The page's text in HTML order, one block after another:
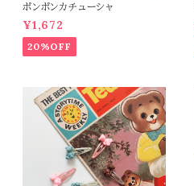
ポンポンカチューシャ
¥1,672
20%OFF